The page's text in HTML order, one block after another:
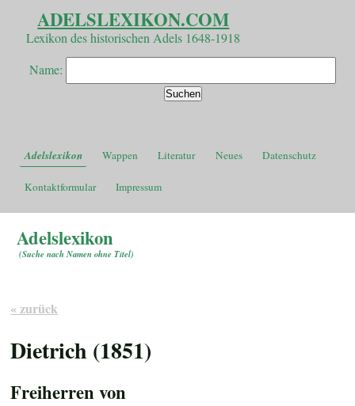
ADELSLEXIKON.COM
Lexikon des historischen Adels 1648-1918
Name:
Adelslexikon Wappen Literatur Neues Datenschutz
Kontaktformular Impressum
Adelslexikon
(Suche nach Namen ohne Titel)
« zurück
Dietrich (1851)
Freiherren von